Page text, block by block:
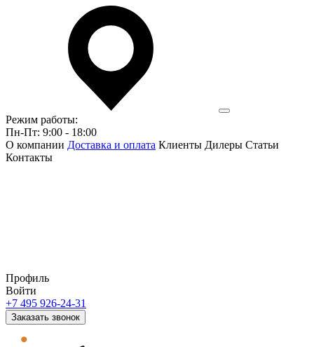
Режим работы:
Пн-Пт: 9:00 - 18:00
О компании Доставка и оплата Клиенты Дилеры Статьи
Контакты
Профиль
Войти
+7 495 926-24-31
Заказать звонок